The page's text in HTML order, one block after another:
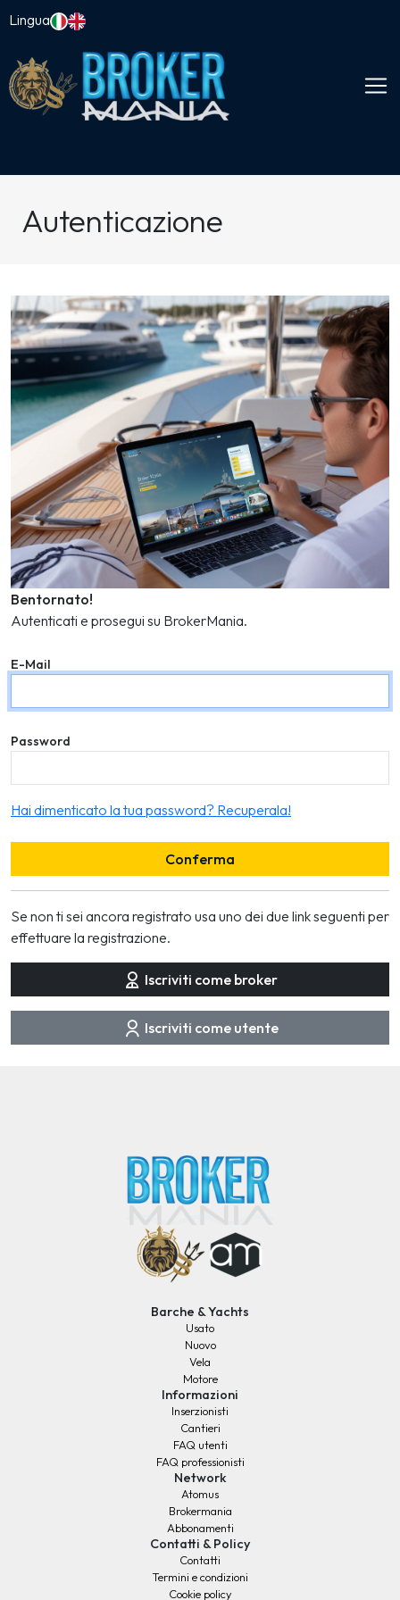
Lingua
Autenticazione
Bentornato!
Autenticati e prosegui su BrokerMania.
E-Mail
Password
Hai dimenticato la tua password? Recuperala!
Conferma
Se non ti sei ancora registrato usa uno dei due link seguenti per
effettuare la registrazione.
Iscriviti come broker
Iscriviti come utente
Barche & Yachts
Usato
Nuovo
Vela
Motore
Informazioni
Inserzionisti
Cantieri
FAQ utenti
FAQ professionisti
Network
Atomus
Brokermania
Abbonamenti
Contatti & Policy
Contatti
Termini e condizioni
Cookie policy